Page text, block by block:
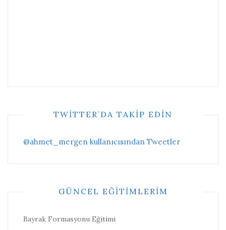
TWITTER’DA TAKIP EDIN
@ahmet_mergen kullanıcısından Tweetler
GÜNCEL EĞITIMLERIM
Bayrak Formasyonu Eğitimi